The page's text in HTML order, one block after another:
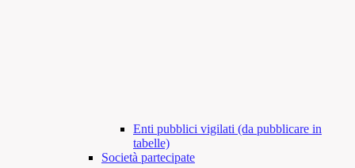
Enti pubblici vigilati (da pubblicare in
tabelle)
Società partecipate